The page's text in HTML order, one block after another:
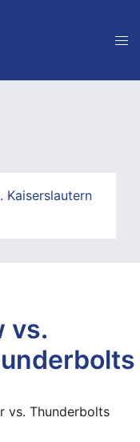
Kaiserslautern
vs.
vs. Thunderbolts